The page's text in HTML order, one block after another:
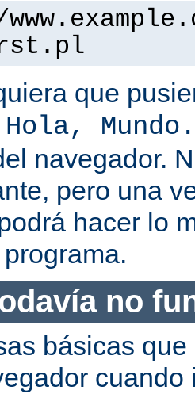
que
Hola, Mundo.
navegador.
pero una
hacer lo
no
básicas